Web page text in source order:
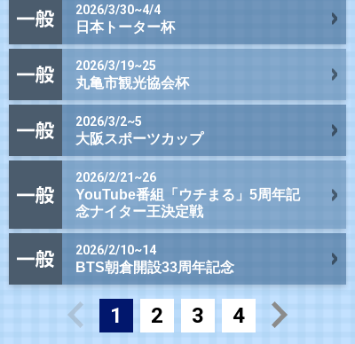
2026/3/30~4/4
日本トーター杯
2026/3/19~25
丸亀市観光協会杯
2026/3/2~5
大阪スポーツカップ
2026/2/21~26
YouTube番組「ウチまる」5周年記
念ナイター王決定戦
2026/2/10~14
BTS朝倉開設33周年記念
1 2 3 4